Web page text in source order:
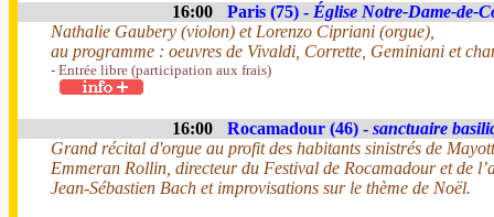
16:00 Paris (75) - Église Notre-Dame-de-
Nathalie Gaubery (violon) et Lorenzo Cipriani (orgue),
au programme : oeuvres de Vivaldi, Corrette, Geminiani et
- Entrée libre (participation aux frais)
16:00 Rocamadour (46) - sanctuaire
Grand récital d'orgue au profit des habitants sinistrés de
Emmeran Rollin, directeur du Festival de Rocamadour et de
Jean-Sébastien Bach et improvisations sur le thème de Noël.